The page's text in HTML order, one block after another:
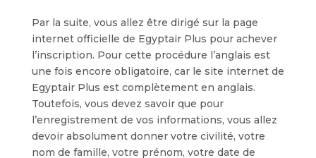
Par la suite, vous allez être dirigé sur la page
internet officielle de Egyptair Plus pour achever
l’inscription. Pour cette procédure l’anglais est
une fois encore obligatoire, car le site internet de
Egyptair Plus est complètement en anglais.
Toutefois, vous devez savoir que pour
l’enregistrement de vos informations, vous allez
devoir absolument donner votre civilité, votre
nom de famille, votre prénom, votre date de